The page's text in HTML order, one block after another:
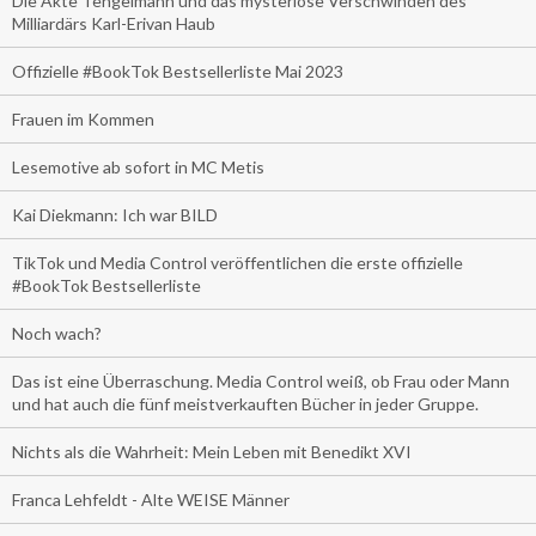
Milliardärs Karl-Erivan Haub
Offizielle #BookTok Bestsellerliste Mai 2023
Frauen im Kommen
Lesemotive ab sofort in MC Metis
Kai Diekmann: Ich war BILD
TikTok und Media Control veröffentlichen die erste offizielle
#BookTok Bestsellerliste
Noch wach?
Das ist eine Überraschung. Media Control weiß, ob Frau oder Mann
und hat auch die fünf meistverkauften Bücher in jeder Gruppe.
Nichts als die Wahrheit: Mein Leben mit Benedikt XVI
Franca Lehfeldt - Alte WEISE Männer